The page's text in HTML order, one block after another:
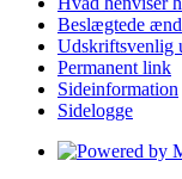
Beslægtede
Udskriftsvenlig
Permanent link
Sideinformation
Sidelogge